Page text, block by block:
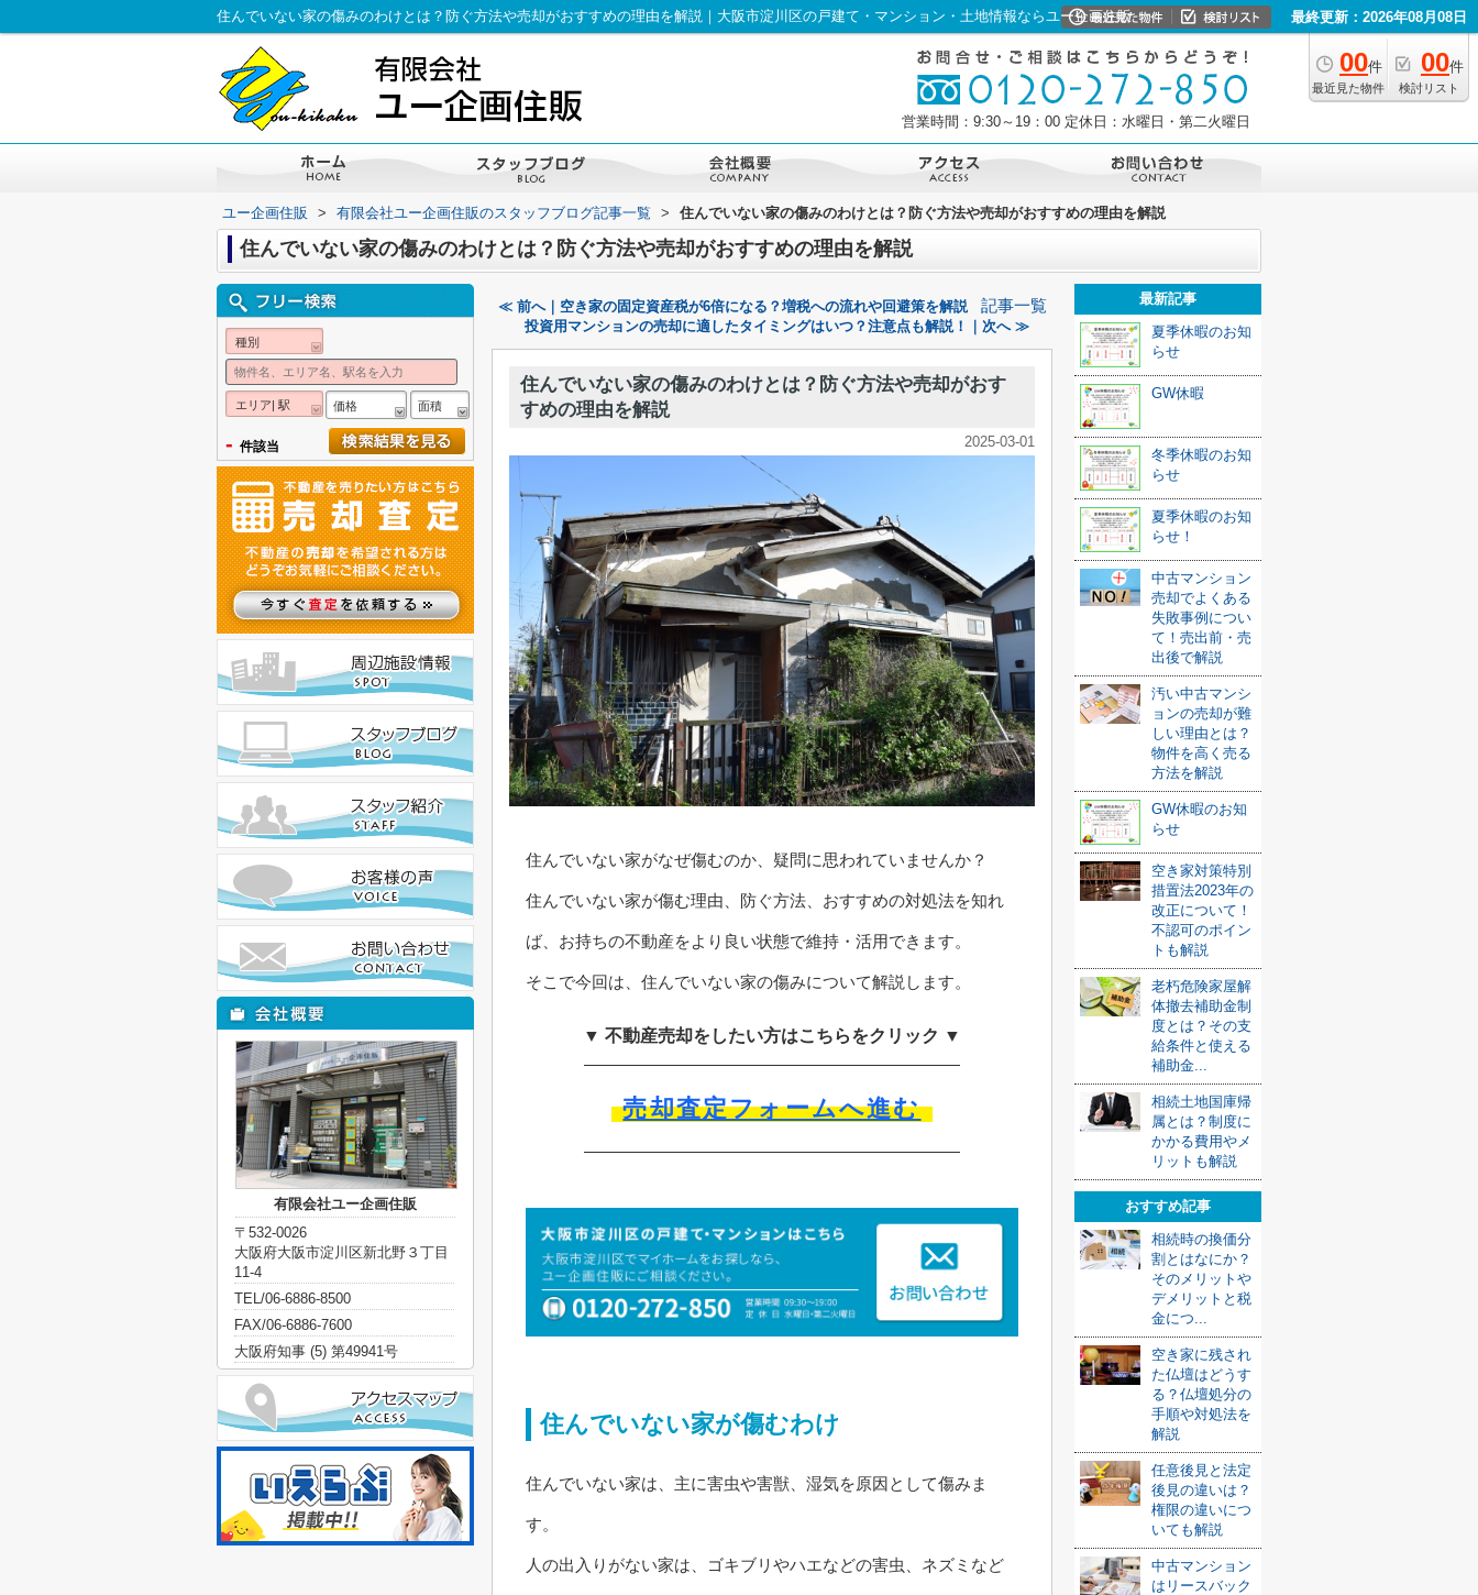
住んでいない家の傷みのわけとは？防ぐ方法や売却がおすすめの理由を解説｜大阪市淀川区の戸建て・マンション・土地情報ならユー企画住販 最終更新：2026年08月08日
00件
最近見た物件
00件
検討リスト
営業時間：9:30～19：00 定休日：水曜日・第二火曜日
ユー企画住販 > 有限会社ユー企画住販のスタッフブログ記事一覧 > 住んでいない家の傷みのわけとは？防ぐ方法や売却がおすすめの理由を解説
住んでいない家の傷みのわけとは？防ぐ方法や売却がおすすめの理由を解説
≪ 前へ｜空き家の固定資産税が6倍になる？増税への流れや回避策を解説 記事一覧
投資用マンションの売却に適したタイミングはいつ？注意点も解説！｜次へ ≫
住んでいない家の傷みのわけとは？防ぐ方法や売却がおす
すめの理由を解説
2025-03-01
住んでいない家がなぜ傷むのか、疑問に思われていませんか？
住んでいない家が傷む理由、防ぐ方法、おすすめの対処法を知れ
ば、お持ちの不動産をより良い状態で維持・活用できます。
そこで今回は、住んでいない家の傷みについて解説します。
▼ 不動産売却をしたい方はこちらをクリック ▼
売却査定フォームへ進む
住んでいない家が傷むわけ
住んでいない家は、主に害虫や害獣、湿気を原因として傷みま
す。
人の出入りがない家は、ゴキブリやハエなどの害虫、ネズミなど
最新記事
夏季休暇のお知
らせ
GW休暇
冬季休暇のお知
らせ
夏季休暇のお知
らせ！
中古マンション
売却でよくある
失敗事例につい
て！売出前・売
出後で解説
汚い中古マンシ
ョンの売却が難
しい理由とは？
物件を高く売る
方法を解説
GW休暇のお知
らせ
空き家対策特別
措置法2023年の
改正について！
不認可のポイン
トも解説
老朽危険家屋解
体撤去補助金制
度とは？その支
給条件と使える
補助金...
相続土地国庫帰
属とは？制度に
かかる費用やメ
リットも解説
おすすめ記事
相続時の換価分
割とはなにか？
そのメリットや
デメリットと税
金につ...
空き家に残され
た仏壇はどうす
る？仏壇処分の
手順や対処法を
解説
任意後見と法定
後見の違いは？
権限の違いにつ
いても解説
中古マンション
はリースバック
種別
エリア| 駅 価格 面積
- 件該当
有限会社ユー企画住販
〒532-0026
大阪府大阪市淀川区新北野３丁目
11-4
TEL/06-6886-8500
FAX/06-6886-7600
大阪府知事 (5) 第49941号